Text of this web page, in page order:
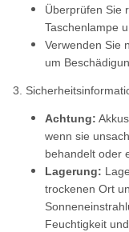
Überprüfen Sie
Taschenlampe
Verwenden Sie
um
3.
Achtung:
wenn sie
behandelt oder
Lagerung:
trockenen Ort
Feuchtigkeit